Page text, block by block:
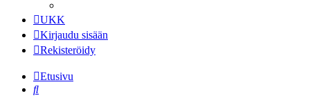
UKK
Kirjaudu sisään
Rekisteröidy
Etusivu
Etsi